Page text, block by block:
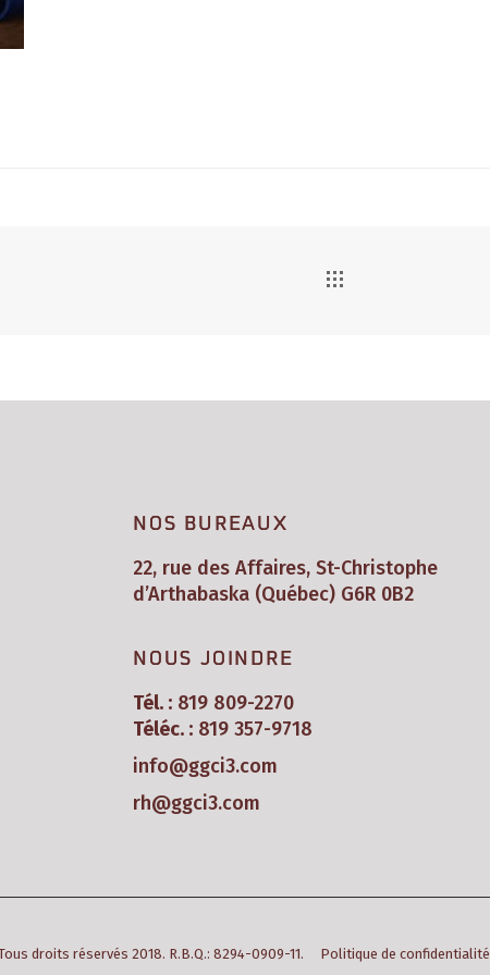
NOS BUREAUX
22, rue des Affaires, St-Christophe
d’Arthabaska (Québec) G6R 0B2
NOUS JOINDRE
Tél. : 819 809-2270
Téléc. : 819 357-9718
info@ggci3.com
rh@ggci3.com
droits réservés 2018. R.B.Q.: 8294-0909-11. Politique de confidentialité